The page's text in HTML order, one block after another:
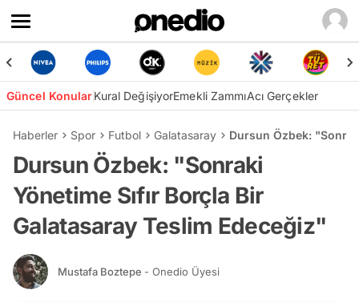
Güncel KonularKural DeğişiyorEmekli ZammıAcı Gerçekler
Haberler Spor Futbol Galatasaray Dursun Özbek:
Dursun Özbek: "Sonraki
Yönetime Sıfır Borçla Bir
Galatasaray Teslim Edeceğiz"
Mustafa Boztepe - Onedio Üyesi